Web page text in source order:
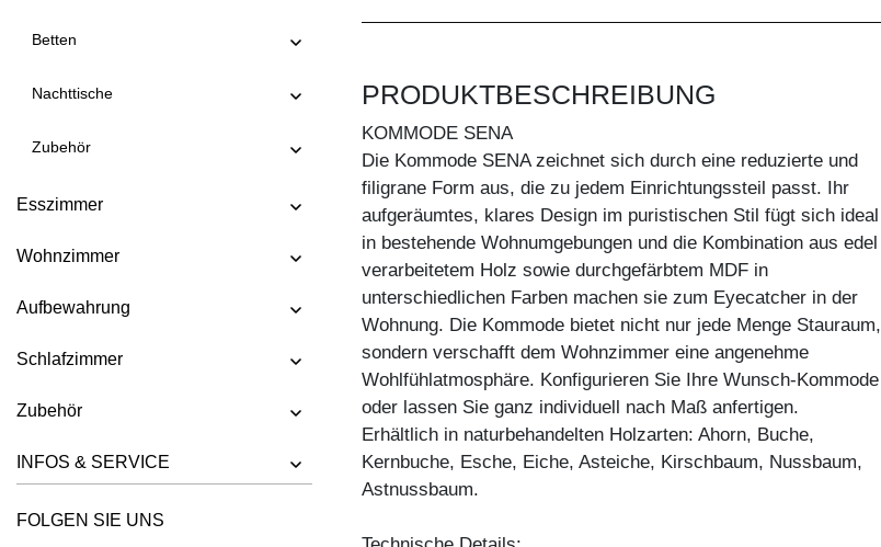
KOMMODE IOTA MID
KOMMODE IOTA TV
KOMMODE IOTA WALL V
KOMMODE LINEA
KOMMODE PYRA
KOMMODE SENA
KOMMODE SENA HI
Betten
Nachttische
Zubehör
Esszimmer
Wohnzimmer
Aufbewahrung
Schlafzimmer
Zubehör
INFOS & SERVICE
FOLGEN SIE UNS
PRODUKTBESCHREIBUNG
KOMMODE SENA
Die Kommode SENA zeichnet sich durch eine reduzierte und
filigrane Form aus, die zu jedem Einrichtungssteil passt. Ihr
aufgeräumtes, klares Design im puristischen Stil fügt sich ideal
in bestehende Wohnumgebungen und die Kombination aus edel
verarbeitetem Holz sowie durchgefärbtem MDF in
unterschiedlichen Farben machen sie zum Eyecatcher in der
Wohnung. Die Kommode bietet nicht nur jede Menge Stauraum,
sondern verschafft dem Wohnzimmer eine angenehme
Wohlfühlatmosphäre. Konfigurieren Sie Ihre Wunsch-Kommode
oder lassen Sie ganz individuell nach Maß anfertigen.
Erhältlich in naturbehandelten Holzarten: Ahorn, Buche,
Kernbuche, Esche, Eiche, Asteiche, Kirschbaum, Nussbaum,
Astnussbaum.